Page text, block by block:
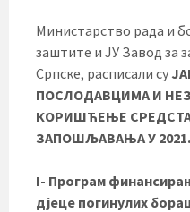
Министарство рада и
заштите и ЈУ Завод за
Српске, расписали су
ПОСЛОДАВЦИМА И
КОРИШЋЕЊЕ
ЗАПОШЉАВАЊА У
I- Програм
дјеце погинулих